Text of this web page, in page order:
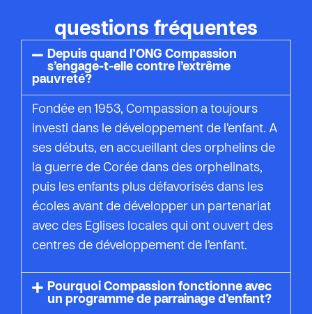
questions fréquentes
Depuis quand l’ONG Compassion
s’engage-t-elle contre l’extrême
pauvreté?
Fondée en 1953, Compassion a toujours
investi dans le développement de l’enfant. A
ses débuts, en accueillant des orphelins de
la guerre de Corée dans des orphelinats,
puis les enfants plus défavorisés dans les
écoles avant de développer un partenariat
avec des Eglises locales qui ont ouvert des
centres de développement de l’enfant.
Pourquoi Compassion fonctionne avec
un programme de parrainage d’enfant?